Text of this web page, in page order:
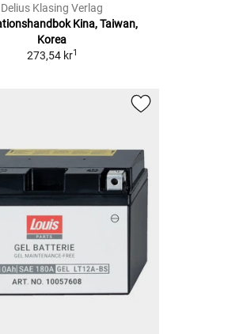
Delius Klasing Verlag
Kina, Taiwan,
Korea
273,54 kr1